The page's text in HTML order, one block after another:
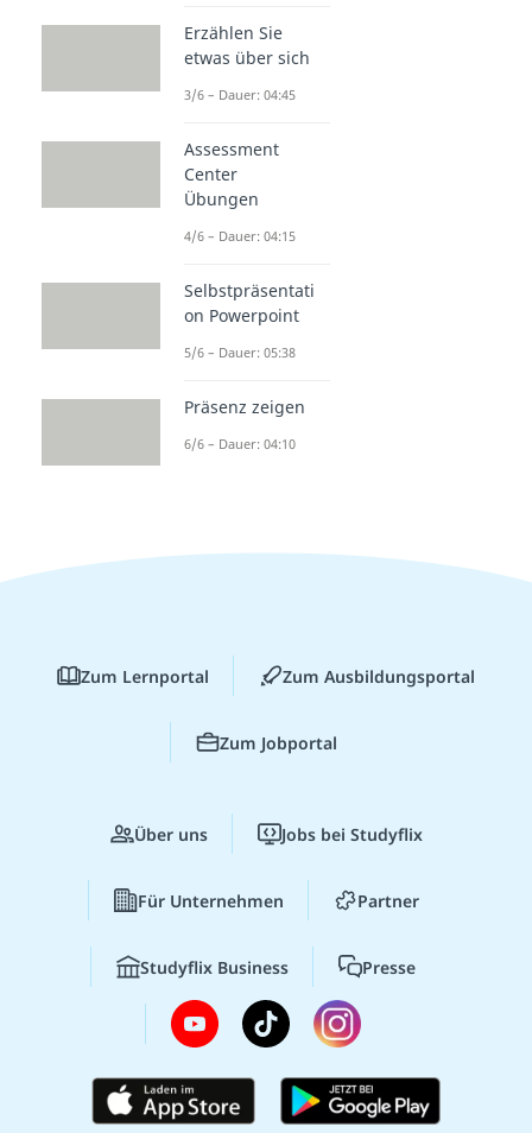
Erzählen Sie
etwas über sich
3/6 – Dauer: 04:45
Assessment
Center
Übungen
4/6 – Dauer: 04:15
Selbstpräsentati
on Powerpoint
5/6 – Dauer: 05:38
Präsenz zeigen
6/6 – Dauer: 04:10
Zum Lernportal Zum Ausbildungsportal
Zum Jobportal
Über uns Jobs bei Studyflix
Für Unternehmen Partner
Studyflix Business Presse